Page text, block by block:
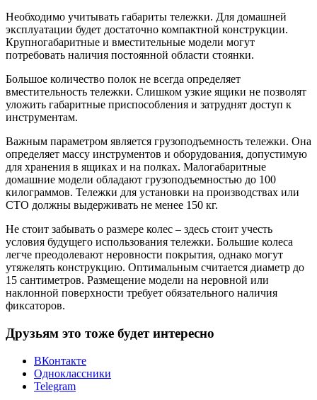
Необходимо учитывать габариты тележки. Для домашней
эксплуатации будет достаточно компактной конструкции.
Крупногабаритные и вместительные модели могут
потребовать наличия постоянной области стоянки.
Большое количество полок не всегда определяет
вместительность тележки. Слишком узкие ящики не позволят
уложить габаритные приспособления и затруднят доступ к
инструментам.
Важным параметром является грузоподъемность тележки. Она
определяет массу инструментов и оборудования, допустимую
для хранения в ящиках и на полках. Малогабаритные
домашние модели обладают грузоподъемностью до 100
килограммов. Тележки для установки на производствах или
СТО должны выдерживать не менее 150 кг.
Не стоит забывать о размере колес – здесь стоит учесть
условия будущего использования тележки. Большие колеса
легче преодолевают неровности покрытия, однако могут
утяжелять конструкцию. Оптимальным считается диаметр до
15 сантиметров. Размещение модели на неровной или
наклонной поверхности требует обязательного наличия
фиксаторов.
Друзьям это тоже будет интересно
ВКонтакте
Одноклассники
Telegram